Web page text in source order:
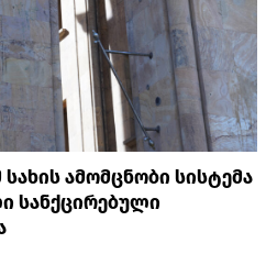
მ სახის ამომცნობი სისტემა
სანქცირებული